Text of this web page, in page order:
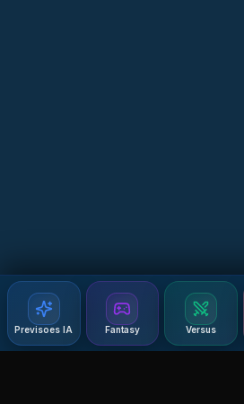
Previsoes IA Fantasy Versus